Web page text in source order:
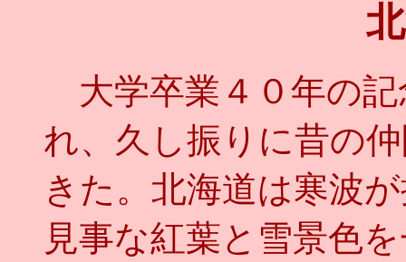
大学卒業４０年の記
れ、久し振りに昔の
きた。北海道は寒波
見事な紅葉と雪景色